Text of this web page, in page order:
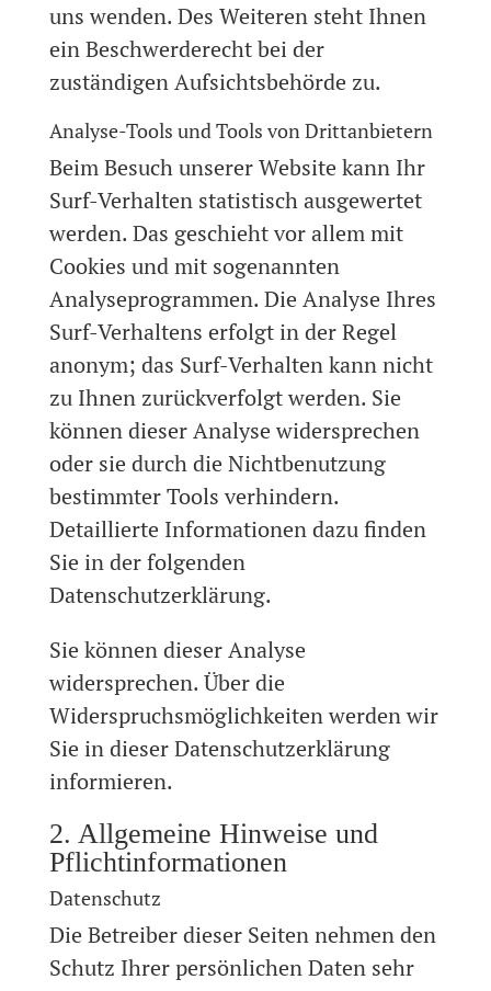
uns wenden. Des Weiteren steht Ihnen
ein Beschwerderecht bei der
zuständigen Aufsichtsbehörde zu.
Analyse-Tools und Tools von Drittanbietern
Beim Besuch unserer Website kann Ihr
Surf-Verhalten statistisch ausgewertet
werden. Das geschieht vor allem mit
Cookies und mit sogenannten
Analyseprogrammen. Die Analyse Ihres
Surf-Verhaltens erfolgt in der Regel
anonym; das Surf-Verhalten kann nicht
zu Ihnen zurückverfolgt werden. Sie
können dieser Analyse widersprechen
oder sie durch die Nichtbenutzung
bestimmter Tools verhindern.
Detaillierte Informationen dazu finden
Sie in der folgenden
Datenschutzerklärung.
Sie können dieser Analyse
widersprechen. Über die
Widerspruchsmöglichkeiten werden wir
Sie in dieser Datenschutzerklärung
informieren.
2. Allgemeine Hinweise und
Pflichtinformationen
Datenschutz
Die Betreiber dieser Seiten nehmen den
Schutz Ihrer persönlichen Daten sehr